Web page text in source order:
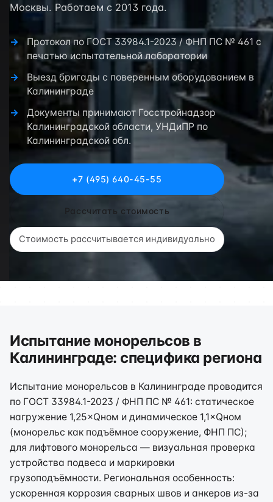
Москвы. Работаем с 2013 года.
Протокол по ГОСТ 33984.1-2023 / ФНП ПС № 461 с
печатью испытательной лаборатории
Выезд бригады с поверенным оборудованием в
Калининграде
Документы принимают Госстройнадзор
Калининградской области, УНДиПР по
Калининградской обл.
+7 (495) 640-45-55
Рассчитать стоимость
Стоимость рассчитывается индивидуально
Испытание монорельсов в
Калининграде: специфика региона
Испытание монорельсов в Калининграде проводится
по ГОСТ 33984.1-2023 / ФНП ПС № 461: статическое
нагружение 1,25×Qном и динамическое 1,1×Qном
(монорельс как подъёмное сооружение, ФНП ПС);
для лифтового монорельса — визуальная проверка
устройства подвеса и маркировки
грузоподъёмности. Региональная особенность:
ускоренная коррозия сварных швов и анкеров из-за